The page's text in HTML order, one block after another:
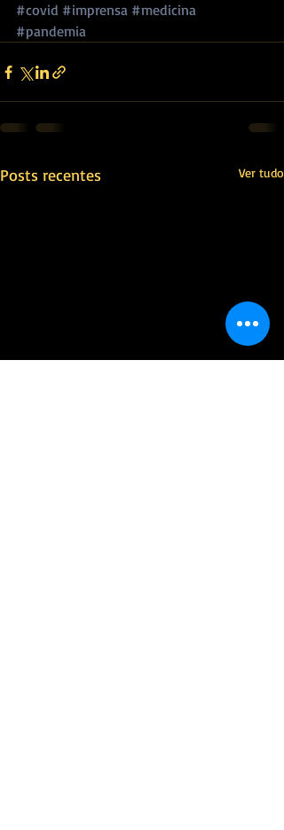
#covid #imprensa #medicina
#pandemia
Posts recentes Ver tudo